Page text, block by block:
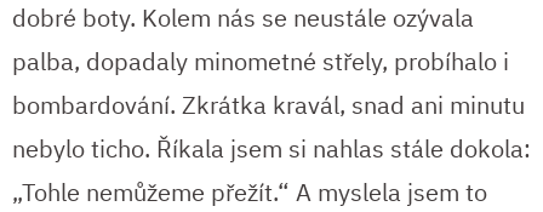
dobré boty. Kolem nás se neustále ozývala
palba, dopadaly minometné střely, probíhalo i
bombardování. Zkrátka kravál, snad ani minutu
nebylo ticho. Říkala jsem si nahlas stále dokola:
„Tohle nemůžeme přežít.“ A myslela jsem to